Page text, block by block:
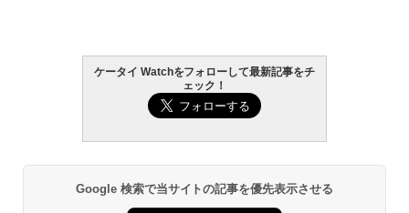
ケータイ Watchをフォローして最新記事をチ
ェック！
Google 検索で当サイトの記事を優先表示させる